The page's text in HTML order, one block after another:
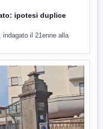
ipotesi duplice
indagato il 21enne alla